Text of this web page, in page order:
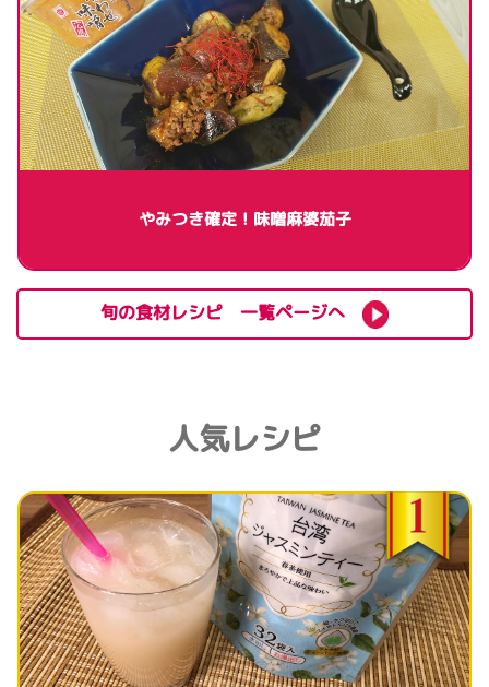
やみつき確定！味噌麻婆茄子
旬の食材レシピ 一覧ページへ
人気レシピ